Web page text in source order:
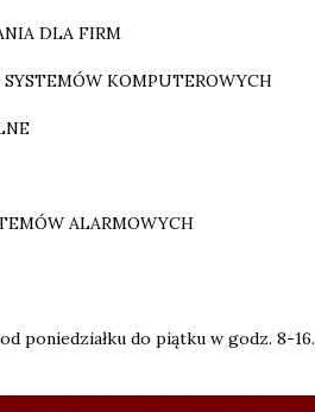
DLA FIRM
KOMPUTEROWYCH
ALARMOWYCH
poniedziałku do piątku w godz. 8-16.